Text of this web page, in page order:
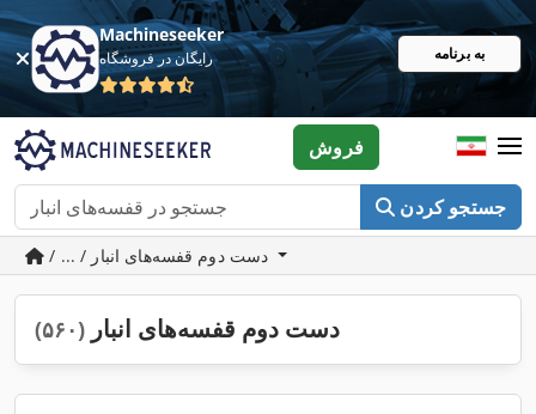
Machineseeker
رایگان در فروشگاه به برنامه
جستجو کردن
فروش
دست دوم قفسه‌های انبار (۵۶۰)